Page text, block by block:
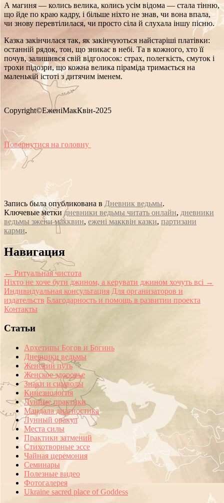
А магиня — колись велика, колись усім відома — стала тінню,
що йде по краю кадру, і більше ніхто не знав, чи вона впала,
чи знову перевтілилася, чи просто сіла й слухала іншу пісню.
Казка закінчилася так, як закінчуються найстаріші платівки:
останній рядок, тон, що зникає в небі. Та в кожного, хто її
почув, залишився свій відголосок: страх, полегкість, смуток і
трохи підозри, що кожна велика піраміда тримається на
маленькій істоті з дитячим іменем.
Copyright©ЕженіМакКвін-2025
Повернутися на головну
Запись была опубликована в Дневник ведьмы.
Ключевые меткидневники ведьмы читать онлайн, дневники
ведьмы эжени макквин, ежені макквін казки, партизани
карми.
Сообщение
навигации
Навигация
← Ритуальная чистота
Ніхто не хоче бути джином, а керувати джином хочуть всі →
Индивидуальная консультация Для организаторов и
издательств Благодарность и помощь в развитии проекта
Контакты
Статьи
Архетипы Богов и Богинь
Дневники ведьмы
Женский путь
Женское здоровье
Знаки и символы
Кинезиология
Лунные практики
Мандала диагностика
Лунный оракул
Места силы
Практики затмений
Стихотворные эссе
Чайная церемония
Семинары
Полезные видео
Фотогалерея
Ukraine sacred place of Goddess